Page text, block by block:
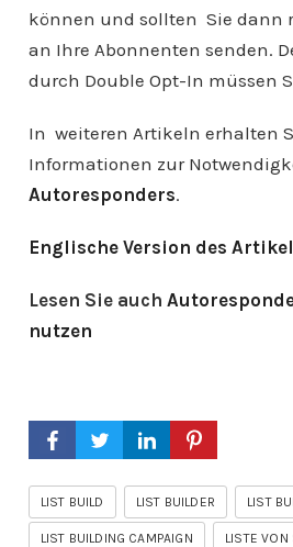
können und sollten Sie dann
an Ihre Abonnenten senden.
durch Double Opt-In müssen
In weiteren Artikeln erhalten
Informationen zur
Autoresponders.
Englische Version des
Lesen Sie auch
nutzen
LIST BUILD LIST BUILDER LIST
LIST BUILDING CAMPAIGN LISTE VON